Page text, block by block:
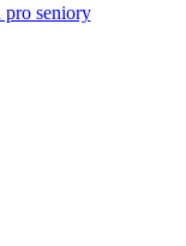
pro seniory